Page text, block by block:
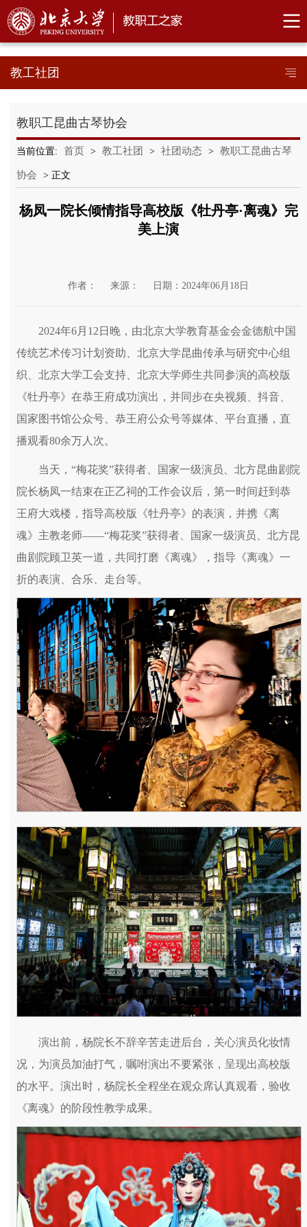
教工社团
教职工昆曲古琴协会
当前位置: 首页 > 教工社团 > 社团动态 > 教职工昆曲古琴
协会 > 正文
杨凤一院长倾情指导高校版《牡丹亭·离魂》完
美上演
作者： 来源： 日期：2024年06月18日
2024年6月12日晚，由北京大学教育基金会金德航中国
传统艺术传习计划资助、北京大学昆曲传承与研究中心组
织、北京大学工会支持、北京大学师生共同参演的高校版
《牡丹亭》在恭王府成功演出，并同步在央视频、抖音、
国家图书馆公众号、恭王府公众号等媒体、平台直播，直
播观看80余万人次。
当天，“梅花奖”获得者、国家一级演员、北方昆曲剧院
院长杨凤一结束在正乙祠的工作会议后，第一时间赶到恭
王府大戏楼，指导高校版《牡丹亭》的表演，并携《离
魂》主教老师——“梅花奖”获得者、国家一级演员、北方昆
曲剧院顾卫英一道，共同打磨《离魂》，指导《离魂》一
折的表演、合乐、走台等。
演出前，杨院长不辞辛苦走进后台，关心演员化妆情
况，为演员加油打气，嘱咐演出不要紧张，呈现出高校版
的水平。演出时，杨院长全程坐在观众席认真观看，验收
《离魂》的阶段性教学成果。